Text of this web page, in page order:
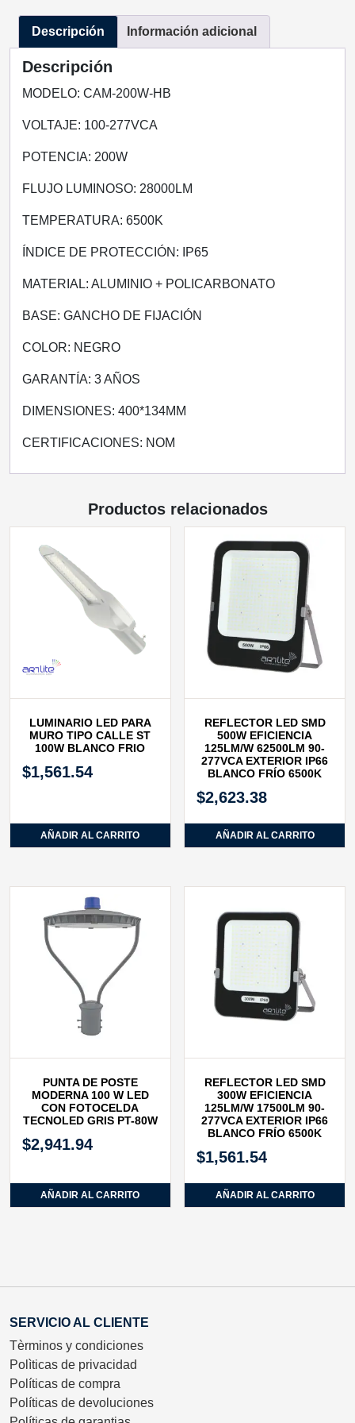
200W-
TECNOLED
cantidad
Descripción Información adicional
Descripción
MODELO: CAM-200W-HB
VOLTAJE: 100-277VCA
POTENCIA: 200W
FLUJO LUMINOSO: 28000LM
TEMPERATURA: 6500K
ÍNDICE DE PROTECCIÓN: IP65
MATERIAL: ALUMINIO + POLICARBONATO
BASE: GANCHO DE FIJACIÓN
COLOR: NEGRO
GARANTÍA: 3 AÑOS
DIMENSIONES: 400*134MM
CERTIFICACIONES: NOM
Productos relacionados
LUMINARIO LED PARA
MURO TIPO CALLE ST
100W BLANCO FRIO
$1,561.54
AÑADIR AL CARRITO
REFLECTOR LED SMD
500W EFICIENCIA
125LM/W 62500LM 90-
277VCA EXTERIOR IP66
BLANCO FRÍO 6500K
$2,623.38
AÑADIR AL CARRITO
PUNTA DE POSTE
MODERNA 100 W LED
CON FOTOCELDA
TECNOLED GRIS PT-80W
$2,941.94
AÑADIR AL CARRITO
REFLECTOR LED SMD
300W EFICIENCIA
125LM/W 17500LM 90-
277VCA EXTERIOR IP66
BLANCO FRÍO 6500K
$1,561.54
AÑADIR AL CARRITO
SERVICIO AL CLIENTE
Tèrminos y condiciones
Polìticas de privacidad
Políticas de compra
Políticas de devoluciones